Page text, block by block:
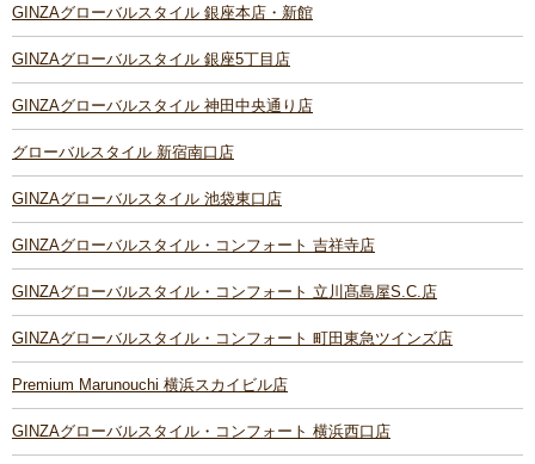
GINZAグローバルスタイル 銀座本店・新館
GINZAグローバルスタイル 銀座5丁目店
GINZAグローバルスタイル 神田中央通り店
グローバルスタイル 新宿南口店
GINZAグローバルスタイル 池袋東口店
GINZAグローバルスタイル・コンフォート 吉祥寺店
GINZAグローバルスタイル・コンフォート 立川髙島屋S.C.店
GINZAグローバルスタイル・コンフォート 町田東急ツインズ店
Premium Marunouchi 横浜スカイビル店
GINZAグローバルスタイル・コンフォート 横浜西口店